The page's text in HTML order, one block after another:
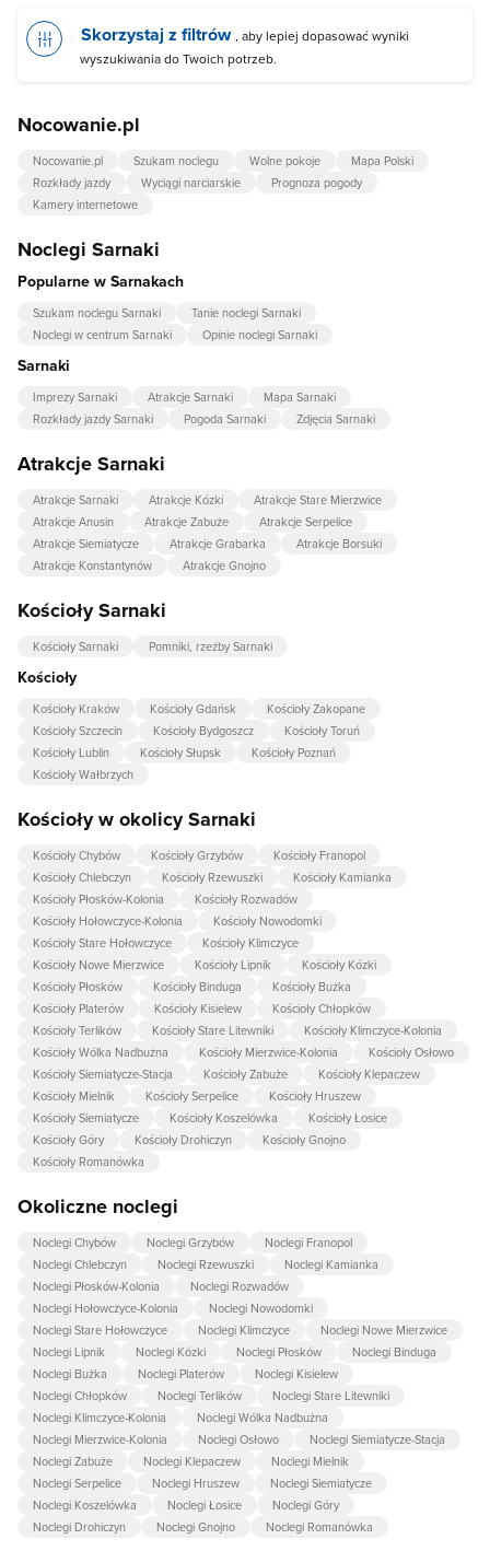
Skorzystaj z filtrów , aby lepiej dopasować wyniki
wyszukiwania do Twoich potrzeb.
Nocowanie.pl
Nocowanie.pl Szukam noclegu Wolne pokoje
Mapa Polski
Rozkłady jazdy
Wyciągi narciarskie
Prognoza pogody
Kamery internetowe
Noclegi Sarnaki
Popularne w Sarnakach
Szukam noclegu Sarnaki
Tanie noclegi Sarnaki
Noclegi w centrum Sarnaki
Opinie noclegi Sarnaki
Sarnaki
Imprezy Sarnaki Atrakcje Sarnaki
Mapa Sarnaki
Rozkłady jazdy Sarnaki
Pogoda Sarnaki Zdjęcia Sarnaki
Atrakcje Sarnaki
Atrakcje Sarnaki Atrakcje Kózki
Atrakcje Stare Mierzwice
Atrakcje Anusin
Atrakcje Zabuże
Atrakcje Serpelice
Atrakcje Siemiatycze
Atrakcje Grabarka
Atrakcje Borsuki
Atrakcje Konstantynów
Atrakcje Gnojno
Kościoły Sarnaki
Kościoły Sarnaki Pomniki, rzeźby Sarnaki
Kościoły
Kościoły Kraków Kościoły Gdańsk
Kościoły Zakopane
Kościoły Szczecin
Kościoły Bydgoszcz
Kościoły Toruń
Kościoły Lublin
Kościoły Słupsk
Kościoły Poznań
Kościoły Wałbrzych
Kościoły w okolicy Sarnaki
Kościoły Chybów Kościoły Grzybów
Kościoły Franopol
Kościoły Chlebczyn
Kościoły Rzewuszki
Kościoły Kamianka
Kościoły Płosków-Kolonia
Kościoły Rozwadów
Kościoły Hołowczyce-Kolonia
Kościoły Nowodomki
Kościoły Stare Hołowczyce
Kościoły Klimczyce
Kościoły Nowe Mierzwice
Kościoły Lipnik
Kościoły Kózki
Kościoły Płosków
Kościoły Binduga
Kościoły Bużka
Kościoły Platerów
Kościoły Kisielew
Kościoły Chłopków
Kościoły Terlików
Kościoły Stare Litewniki
Kościoły Klimczyce-Kolonia
Kościoły Wólka Nadbużna
Kościoły Mierzwice-Kolonia
Kościoły Osłowo
Kościoły Siemiatycze-Stacja
Kościoły Zabuże
Kościoły Klepaczew
Kościoły Mielnik
Kościoły Serpelice
Kościoły Hruszew
Kościoły Siemiatycze
Kościoły Koszelówka
Kościoły Łosice
Kościoły Góry
Kościoły Drohiczyn
Kościoły Gnojno
Kościoły Romanówka
Okoliczne noclegi
Noclegi Chybów Noclegi Grzybów
Noclegi Franopol
Noclegi Chlebczyn
Noclegi Rzewuszki
Noclegi Kamianka
Noclegi Płosków-Kolonia
Noclegi Rozwadów
Noclegi Hołowczyce-Kolonia
Noclegi Nowodomki
Noclegi Stare Hołowczyce
Noclegi Klimczyce
Noclegi Nowe Mierzwice
Noclegi Lipnik
Noclegi Kózki Noclegi Płosków
Noclegi Binduga
Noclegi Bużka
Noclegi Platerów
Noclegi Kisielew
Noclegi Chłopków
Noclegi Terlików
Noclegi Stare Litewniki
Noclegi Klimczyce-Kolonia
Noclegi Wólka Nadbużna
Noclegi Mierzwice-Kolonia
Noclegi Osłowo
Noclegi Siemiatycze-Stacja
Noclegi Zabuże
Noclegi Klepaczew
Noclegi Mielnik
Noclegi Serpelice
Noclegi Hruszew
Noclegi Siemiatycze
Noclegi Koszelówka
Noclegi Łosice
Noclegi Góry
Noclegi Drohiczyn
Noclegi Gnojno Noclegi Romanówka